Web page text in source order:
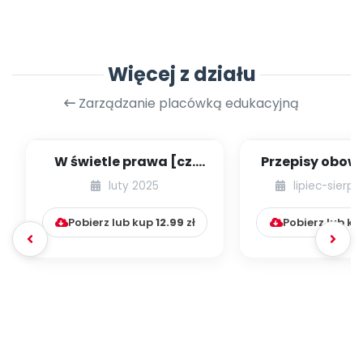
Więcej z działu
Zarządzanie placówką edukacyjną
W świetle prawa [cz.
68] [kącik eksperta]
luty 2025
Pobierz lub kup12.99 zł
Przepisy
wlipiec-
Pobierz lub